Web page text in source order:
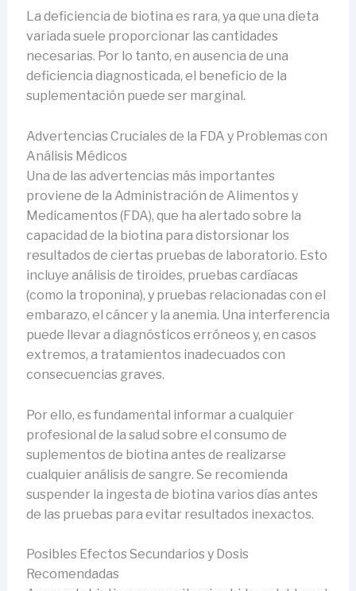
La deficiencia de biotina es rara, ya que una dieta
variada suele proporcionar las cantidades
necesarias. Por lo tanto, en ausencia de una
deficiencia diagnosticada, el beneficio de la
suplementación puede ser marginal.
Advertencias Cruciales de la FDA y Problemas con
Análisis Médicos
Una de las advertencias más importantes
proviene de la Administración de Alimentos y
Medicamentos (FDA), que ha alertado sobre la
capacidad de la biotina para distorsionar los
resultados de ciertas pruebas de laboratorio. Esto
incluye análisis de tiroides, pruebas cardíacas
(como la troponina), y pruebas relacionadas con el
embarazo, el cáncer y la anemia. Una interferencia
puede llevar a diagnósticos erróneos y, en casos
extremos, a tratamientos inadecuados con
consecuencias graves.
Por ello, es fundamental informar a cualquier
profesional de la salud sobre el consumo de
suplementos de biotina antes de realizarse
cualquier análisis de sangre. Se recomienda
suspender la ingesta de biotina varios días antes
de las pruebas para evitar resultados inexactos.
Posibles Efectos Secundarios y Dosis
Recomendadas